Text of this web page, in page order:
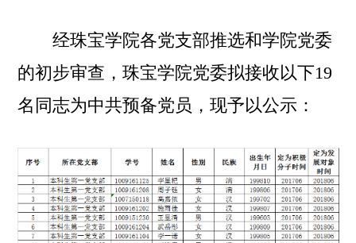
经珠宝学院各党支部推选和学院党委
的初步审查，珠宝学院党委拟接收以下19
名同志为中共预备党员，现予以公示：